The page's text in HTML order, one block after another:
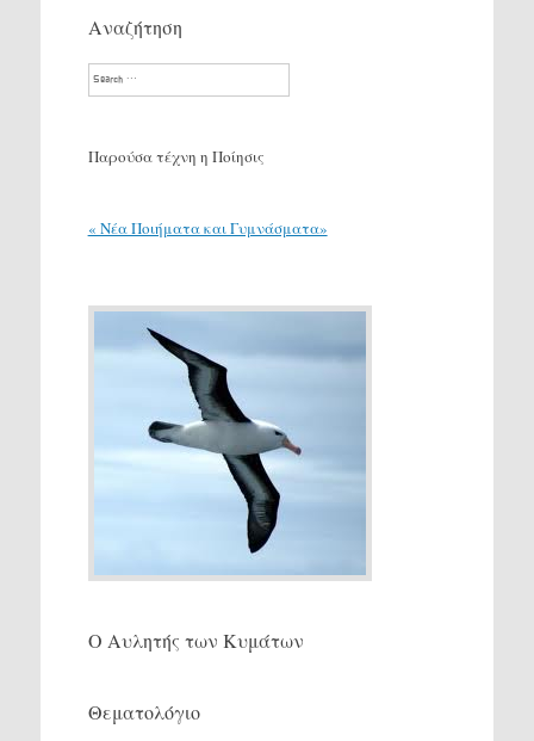
Αναζήτηση
Search
Παρούσα τέχνη η Ποίησις
« Νέα Ποιήματα και Γυμνάσματα»
Ο Αυλητής των Κυμάτων
Θεματολόγιο